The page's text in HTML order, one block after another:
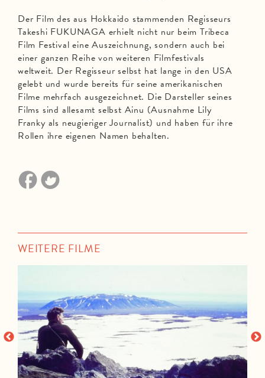
Der Film des aus Hokkaido stammenden Regisseurs
Takeshi FUKUNAGA erhielt nicht nur beim Tribeca
Film Festival eine Auszeichnung, sondern auch bei
einer ganzen Reihe von weiteren Filmfestivals
weltweit. Der Regisseur selbst hat lange in den USA
gelebt und wurde bereits für seine amerikanischen
Filme mehrfach ausgezeichnet. Die Darsteller seines
Films sind allesamt selbst Ainu (Ausnahme Lily
Franky als neugieriger Journalist) und haben für ihre
Rollen ihre eigenen Namen behalten.
WEITERE FILME